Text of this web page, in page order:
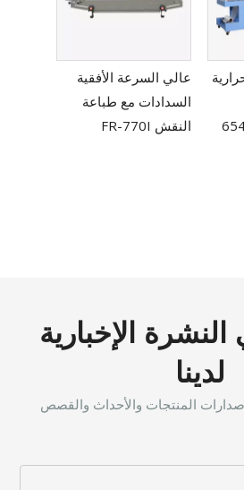
عالي السرعة الأفقية
السدادات مع طباعة
النقش FR-770I
الإخبارية
لدينا
المنتجات والأحداث والقصص